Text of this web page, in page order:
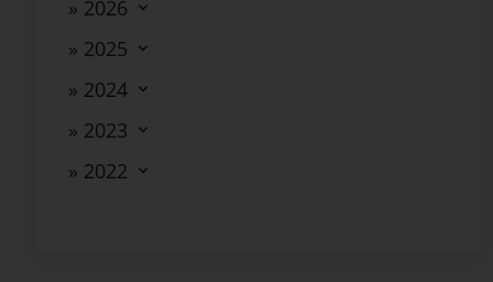
» 2026
» 2025
» 2024
» 2023
» 2022